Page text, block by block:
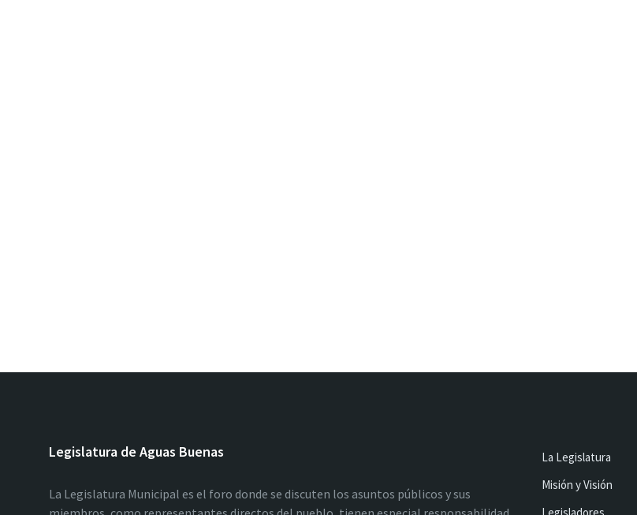
Legislatura de Aguas Buenas
La Legislatura Municipal es el foro donde se discuten los asuntos públicos y sus
La Legislatura
Misión y Visión